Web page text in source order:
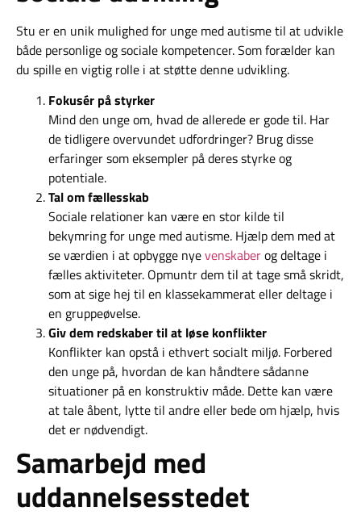
Stu er en unik mulighed for unge med autisme til at udvikle
både personlige og sociale kompetencer. Som forælder kan
du spille en vigtig rolle i at støtte denne udvikling.
Fokusér på styrker
Mind den unge om, hvad de allerede er gode til. Har
de tidligere overvundet udfordringer? Brug disse
erfaringer som eksempler på deres styrke og
potentiale.
Tal om fællesskab
Sociale relationer kan være en stor kilde til
bekymring for unge med autisme. Hjælp dem med at
se værdien i at opbygge nyevenskaberog deltage i
fælles aktiviteter. Opmuntr dem til at tage små skridt,
som at sige hej til en klassekammerat eller deltage i
en gruppeøvelse.
Giv dem redskaber til at løse konflikter
Konflikter kan opstå i ethvert socialt miljø. Forbered
den unge på, hvordan de kan håndtere sådanne
situationer på en konstruktiv måde. Dette kan være
at tale åbent, lytte til andre eller bede om hjælp, hvis
det er nødvendigt.
Samarbejd med
uddannelsesstedet